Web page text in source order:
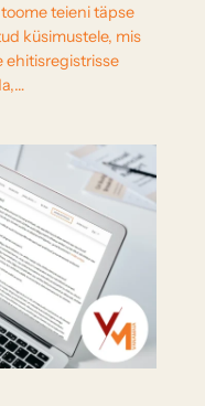
teieni täpse
küsimustele, mis
ehitisregistrisse